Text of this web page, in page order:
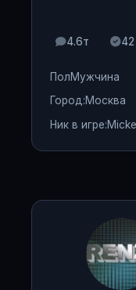
4.6т
сообщения
42
ПолМужчина
Город:Москва
Ник в игре: